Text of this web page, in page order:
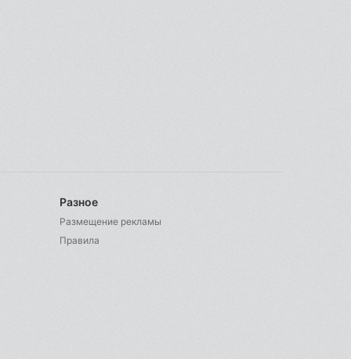
Разное
Размещение рекламы
Правила